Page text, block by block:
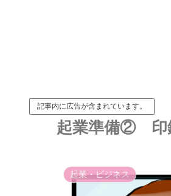
記事内に広告が含まれています。
起業準備② 印
起業・ビジネス